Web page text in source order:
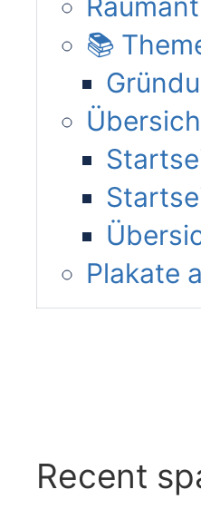
📚
Plakate
Recent